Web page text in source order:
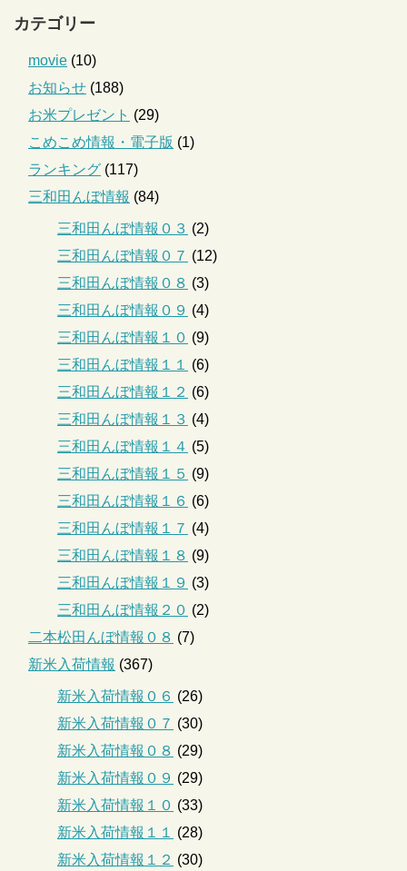
カテゴリー
movie (10)
お知らせ (188)
お米プレゼント (29)
こめこめ情報・電子版 (1)
ランキング (117)
三和田んぼ情報 (84)
三和田んぼ情報０３ (2)
三和田んぼ情報０７ (12)
三和田んぼ情報０８ (3)
三和田んぼ情報０９ (4)
三和田んぼ情報１０ (9)
三和田んぼ情報１１
(6)
三和田んぼ情報１２ (6)
三和田んぼ情報１３ (4)
三和田んぼ情報１４ (5)
三和田んぼ情報１５ (9)
三和田んぼ情報１６ (6)
三和田んぼ情報１７ (4)
三和田んぼ情報１８ (9)
三和田んぼ情報１９ (3)
三和田んぼ情報２０ (2)
二本松田んぼ情報０８ (7)
新米入荷情報 (367)
新米入荷情報０６ (26)
新米入荷情報０７ (30)
新米入荷情報０８ (29)
新米入荷情報０９ (29)
新米入荷情報１０ (33)
新米入荷情報１１
(28)
新米入荷情報１２ (30)